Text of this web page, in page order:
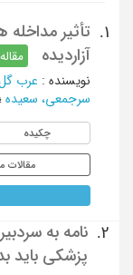
1.
تأثیر
آزاردیده
مقاله
نویسنده : عرب
سرجمعی، سعیده
چکیده
مقالات
2.
نامه به
پزشکی باید